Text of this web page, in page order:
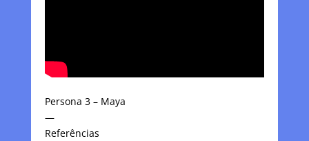
Persona 3 – Maya
—
Referências